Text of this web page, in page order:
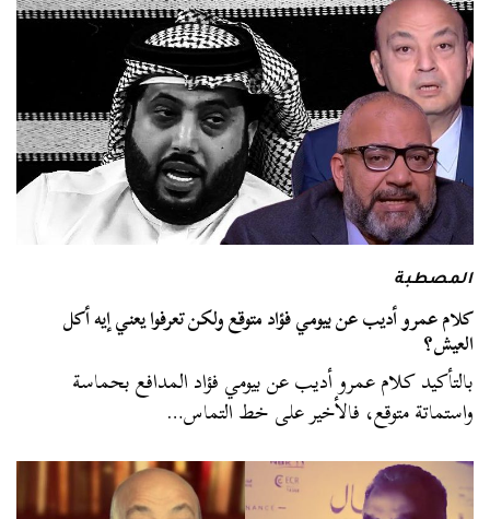
المصطبة
كلام عمرو أديب عن بيومي فؤاد متوقع ولكن تعرفوا يعني إيه أكل
العيش؟
بالتأكيد كلام عمرو أديب عن بيومي فؤاد المدافع بحماسة
واستماتة متوقع، فالأخير على خط التماس…